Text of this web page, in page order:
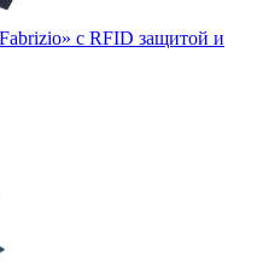
с RFID защитой и